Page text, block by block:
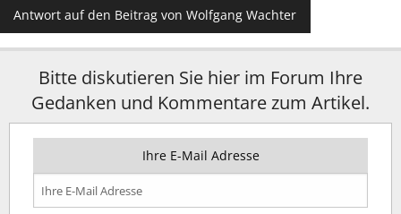
Antwort auf den Beitrag von Wolfgang Wachter
Bitte diskutieren Sie hier im Forum Ihre
Gedanken und Kommentare zum Artikel.
Ihre E-Mail Adresse